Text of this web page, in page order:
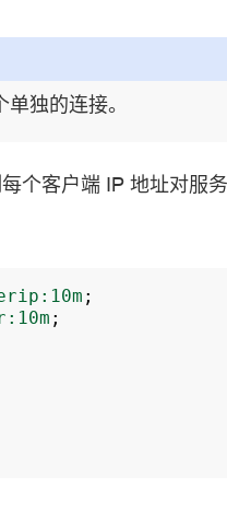
独的连接。
个客户端 IP 地址对服
;
;